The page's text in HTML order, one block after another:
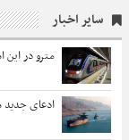
سایر اخبار
مترو در این
ادعای جدید